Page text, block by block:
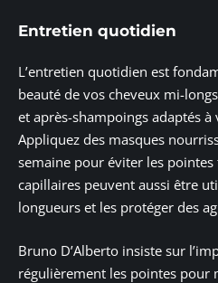
Entretien quotidien
L’entretien quotidien est
beauté de vos cheveux mi-
et après-shampoings adaptés
Appliquez des masques
semaine pour éviter les
capillaires peuvent aussi être
longueurs et les protéger des
Bruno D’Alberto insiste sur
régulièrement les pointes pour